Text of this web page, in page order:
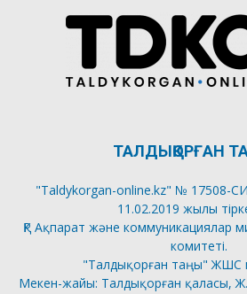
ТАЛДЫҚОРҒАН
"Taldykorgan-online.kz" № 17508-
11.02.2019 жылы
ҚР Ақпарат және коммуникациялар
комитеті.
"Талдықорған таңы" ЖШС
Мекен-жайы: Талдықорған қаласы,